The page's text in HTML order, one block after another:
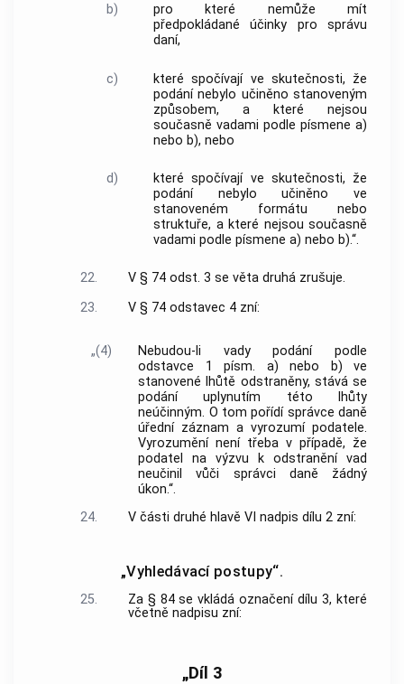
b)
pro které nemůže mít
předpokládané účinky pro správu
daní,
c)
které spočívají ve skutečnosti, že
podání nebylo učiněno stanoveným
způsobem, a které nejsou
současně vadami podle písmene a)
nebo b), nebo
d)
které spočívají ve skutečnosti, že
podání nebylo učiněno ve
stanoveném formátu nebo
struktuře, a které nejsou současně
vadami podle písmene a) nebo b).“.
22.
V § 74 odst. 3 se věta druhá zrušuje.
23.
V § 74 odstavec 4 zní:
„(4)
Nebudou-li vady podání podle
odstavce 1 písm. a) nebo b) ve
stanovené lhůtě odstraněny, stává se
podání uplynutím této lhůty
neúčinným. O tom pořídí správce daně
úřední záznam a vyrozumí podatele.
Vyrozumění není třeba v případě, že
podatel na výzvu k odstranění vad
neučinil vůči správci daně žádný
úkon.“.
24.
V části druhé hlavě VI nadpis dílu 2 zní:
„Vyhledávací postupy“.
25.
Za § 84 se vkládá označení dílu 3, které
včetně nadpisu zní:
„Díl 3